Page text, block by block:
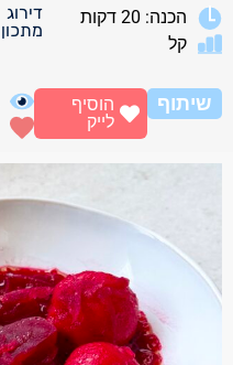
הכנה: 20 דקות
קל
דירוג
מתכון
שיתוף
הוסיף
לייק